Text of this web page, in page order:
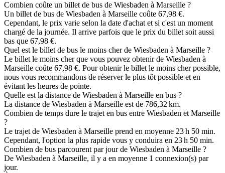
Combien coûte un billet de bus de Wiesbaden à Marseille ?
Un billet de bus de Wiesbaden à Marseille coûte 67,98 €.
Cependant, le prix varie selon la date d'achat et si c'est un moment
chargé de la journée. Il arrive parfois que le prix du billet soit aussi
bas que 67,98 €.
Quel est le billet de bus le moins cher de Wiesbaden à Marseille ?
Le billet le moins cher que vous pouvez obtenir de Wiesbaden à
Marseille coûte 67,98 €. Pour obtenir le billet le moins cher possible,
nous vous recommandons de réserver le plus tôt possible et en
évitant les heures de pointe.
Quelle est la distance de Wiesbaden à Marseille en bus ?
La distance de Wiesbaden à Marseille est de 786,32 km.
Combien de temps dure le trajet en bus entre Wiesbaden et Marseille
?
Le trajet de Wiesbaden à Marseille prend en moyenne 23 h 50 min.
Cependant, l'option la plus rapide vous y conduira en 23 h 50 min.
Combien de bus parcourent par jour de Wiesbaden à Marseille ?
De Wiesbaden à Marseille, il y a en moyenne 1 connexion(s) par
jour.